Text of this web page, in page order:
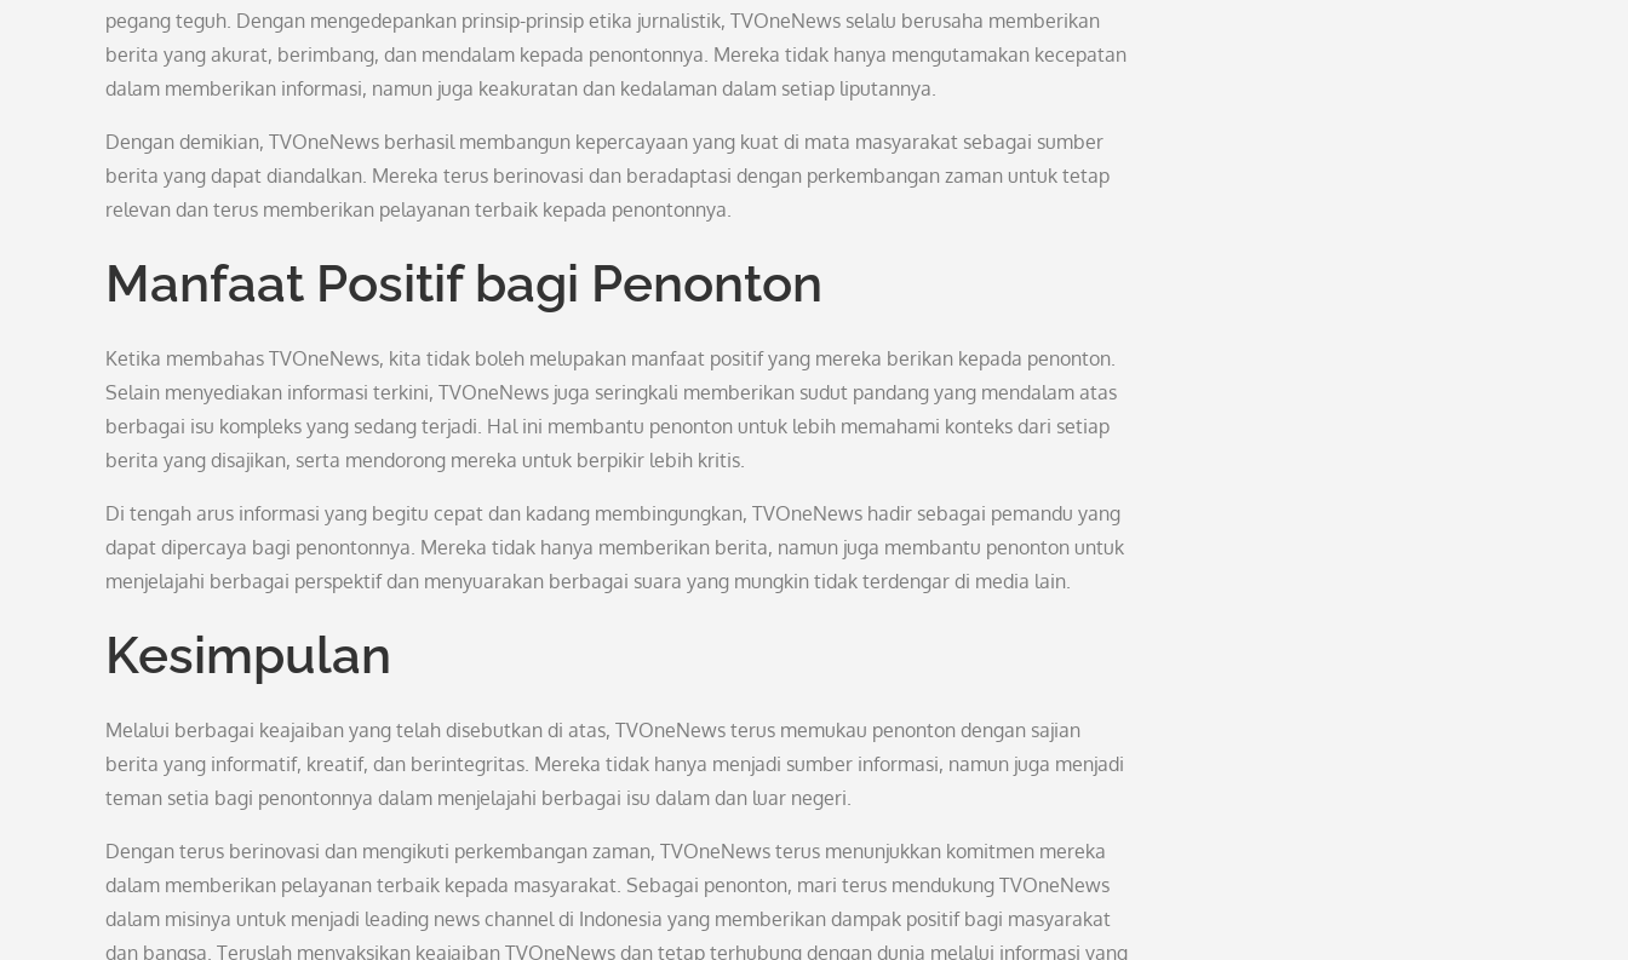
pegang teguh. Dengan mengedepankan prinsip-prinsip etika jurnalistik, TVOneNews selalu berusaha memberikan
berita yang akurat, berimbang, dan mendalam kepada penontonnya. Mereka tidak hanya mengutamakan kecepatan
dalam memberikan informasi, namun juga keakuratan dan kedalaman dalam setiap liputannya.
Dengan demikian, TVOneNews berhasil membangun kepercayaan yang kuat di mata masyarakat sebagai sumber
berita yang dapat diandalkan. Mereka terus berinovasi dan beradaptasi dengan perkembangan zaman untuk tetap
relevan dan terus memberikan pelayanan terbaik kepada penontonnya.
Manfaat Positif bagi Penonton
Ketika membahas TVOneNews, kita tidak boleh melupakan manfaat positif yang mereka berikan kepada penonton.
Selain menyediakan informasi terkini, TVOneNews juga seringkali memberikan sudut pandang yang mendalam atas
berbagai isu kompleks yang sedang terjadi. Hal ini membantu penonton untuk lebih memahami konteks dari setiap
berita yang disajikan, serta mendorong mereka untuk berpikir lebih kritis.
Di tengah arus informasi yang begitu cepat dan kadang membingungkan, TVOneNews hadir sebagai pemandu yang
dapat dipercaya bagi penontonnya. Mereka tidak hanya memberikan berita, namun juga membantu penonton untuk
menjelajahi berbagai perspektif dan menyuarakan berbagai suara yang mungkin tidak terdengar di media lain.
Kesimpulan
Melalui berbagai keajaiban yang telah disebutkan di atas, TVOneNews terus memukau penonton dengan sajian
berita yang informatif, kreatif, dan berintegritas. Mereka tidak hanya menjadi sumber informasi, namun juga menjadi
teman setia bagi penontonnya dalam menjelajahi berbagai isu dalam dan luar negeri.
Dengan terus berinovasi dan mengikuti perkembangan zaman, TVOneNews terus menunjukkan komitmen mereka
dalam memberikan pelayanan terbaik kepada masyarakat. Sebagai penonton, mari terus mendukung TVOneNews
dalam misinya untuk menjadi leading news channel di Indonesia yang memberikan dampak positif bagi masyarakat
dan bangsa. Teruslah menyaksikan keajaiban TVOneNews dan tetap terhubung dengan dunia melalui informasi yang